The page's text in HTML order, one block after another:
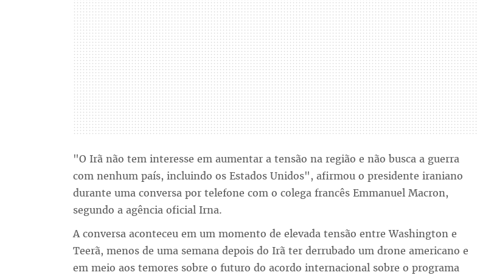
"O Irã não tem interesse em aumentar a tensão na região e não busca a guerra
com nenhum país, incluindo os Estados Unidos", afirmou o presidente iraniano
durante uma conversa por telefone com o colega francês Emmanuel Macron,
segundo a agência oficial Irna.
A conversa aconteceu em um momento de elevada tensão entre Washington e
Teerã, menos de uma semana depois do Irã ter derrubado um drone americano e
em meio aos temores sobre o futuro do acordo internacional sobre o programa